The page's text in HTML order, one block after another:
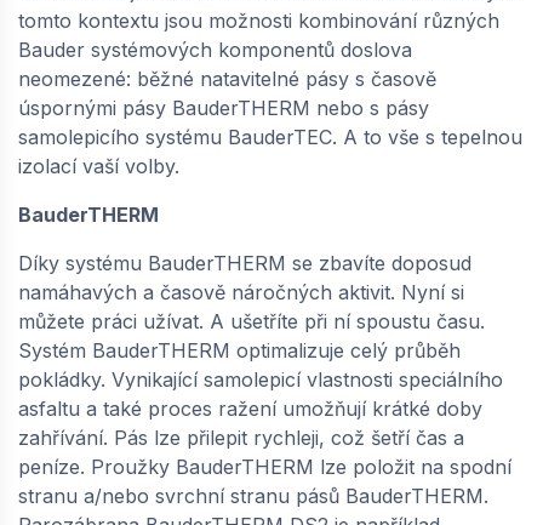
tomto kontextu jsou možnosti kombinování různých
Bauder systémových komponentů doslova
neomezené: běžné natavitelné pásy s časově
úspornými pásy BauderTHERM nebo s pásy
samolepicího systému BauderTEC. A to vše s tepelnou
izolací vaší volby.
BauderTHERM
Díky systému BauderTHERM se zbavíte doposud
namáhavých a časově náročných aktivit. Nyní si
můžete práci užívat. A ušetříte při ní spoustu času.
Systém BauderTHERM optimalizuje celý průběh
pokládky. Vynikající samolepicí vlastnosti speciálního
asfaltu a také proces ražení umožňují krátké doby
zahřívání. Pás lze přilepit rychleji, což šetří čas a
peníze. Proužky BauderTHERM lze položit na spodní
stranu a/nebo svrchní stranu pásů BauderTHERM.